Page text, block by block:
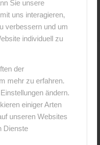
Sie unsere
uns interagieren,
verbessern und um
individuell zu
der
mehr zu erfahren.
ändern.
einiger Arten
unseren Websites
Dienste